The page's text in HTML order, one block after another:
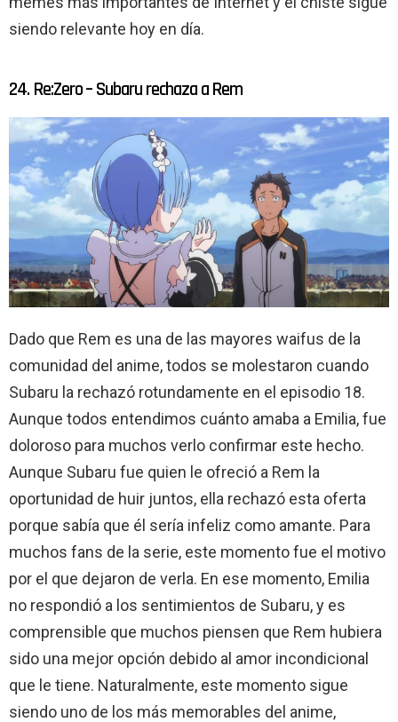
siendo relevante hoy en día.
24. Re:Zero – Subaru rechaza a Rem
Dado que Rem es una de las mayores waifus de la
comunidad del anime, todos se molestaron cuando
Subaru la rechazó rotundamente en el episodio 18.
Aunque todos entendimos cuánto amaba a Emilia, fue
doloroso para muchos verlo confirmar este hecho.
Aunque Subaru fue quien le ofreció a Rem la
oportunidad de huir juntos, ella rechazó esta oferta
porque sabía que él sería infeliz como amante. Para
muchos fans de la serie, este momento fue el motivo
por el que dejaron de verla. En ese momento, Emilia
no respondió a los sentimientos de Subaru, y es
comprensible que muchos piensen que Rem hubiera
sido una mejor opción debido al amor incondicional
que le tiene. Naturalmente, este momento sigue
siendo uno de los más memorables del anime,